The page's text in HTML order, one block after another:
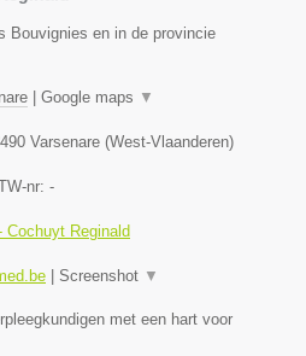
Bouvignies en in de provincie
| Google maps ▼
Varsenare (West-Vlaanderen)
nr: -
Cochuyt Reginald
| Screenshot ▼
met een hart voor